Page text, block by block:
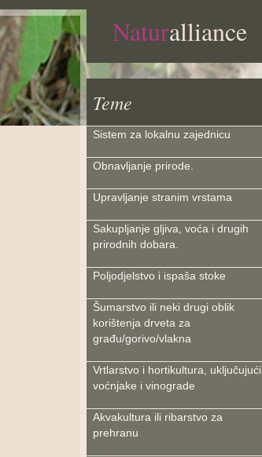
Naturalliance
Teme
Sistem za lokalnu zajednicu
Obnavljanje prirode.
Upravljanje stranim vrstama
Sakupljanje gljiva, voća i drugih
prirodnih dobara.
Poljodjelstvo i ispaša stoke
Šumarstvo ili neki drugi oblik
korištenja drveta za
građu/gorivo/vlakna
Vrtlarstvo i hortikultura, uključujući
voćnjake i vinograde
Akvakultura ili ribarstvo za
prehranu